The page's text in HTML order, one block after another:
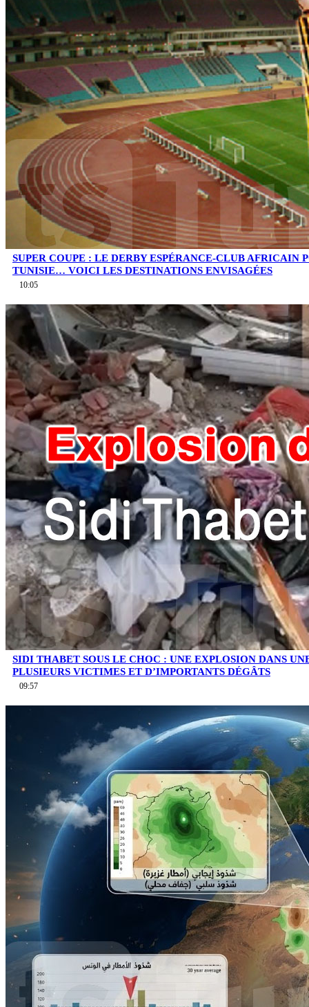
SUPER COUPE : LE DERBY ESPÉRANCE-CLUB AFRICAIN
TUNISIE… VOICI LES DESTINATIONS ENVISAGÉES
10:05
SIDI THABET SOUS LE CHOC : UNE EXPLOSION DANS
PLUSIEURS VICTIMES ET D’IMPORTANTS DÉGÂTS
09:57